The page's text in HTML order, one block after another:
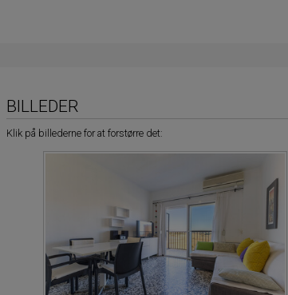
BILLEDER
Klik på billederne for at forstørre det: